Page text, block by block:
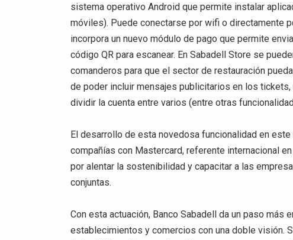
sistema operativo Android que permite instalar
móviles). Puede conectarse por wifi o directamente
incorpora un nuevo módulo de pago que permite
código QR para escanear. En Sabadell Store se
comanderos para que el sector de restauración
de poder incluir mensajes publicitarios en los
dividir la cuenta entre varios (entre otras
El desarrollo de esta novedosa funcionalidad en
compañías con Mastercard, referente internacional
por alentar la sostenibilidad y capacitar a las
conjuntas.
Con esta actuación, Banco Sabadell da un paso más
establecimientos y comercios con una doble visión.